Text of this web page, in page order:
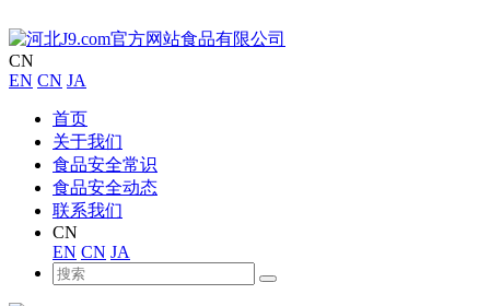
CN
EN CN JA
首页
关于我们
食品安全常识
食品安全动态
联系我们
CN
EN CN JA